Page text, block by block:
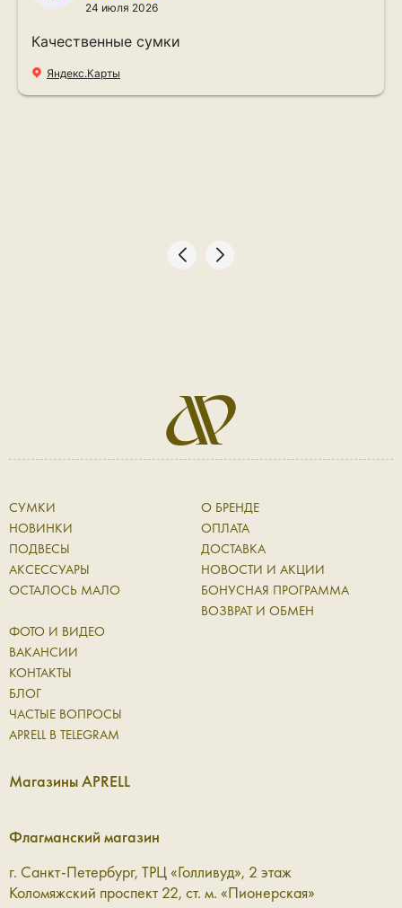
24 июля 2026
Качественные сумки
Яндекс.Карты
СУМКИ
НОВИНКИ
ПОДВЕСЫ
АКСЕССУАРЫ
ОСТАЛОСЬ МАЛО
О БРЕНДЕ
ОПЛАТА
ДОСТАВКА
НОВОСТИ И АКЦИИ
БОНУСНАЯ ПРОГРАММА
ВОЗВРАТ И ОБМЕН
ФОТО И ВИДЕО
ВАКАНСИИ
КОНТАКТЫ
БЛОГ
ЧАСТЫЕ ВОПРОСЫ
APRELL В TELEGRAM
Магазины APRELL
Флагманский магазин
г. Санкт-Петербург, ТРЦ «Голливуд», 2 этаж
Коломяжский проспект 22, ст. м. «Пионерская»